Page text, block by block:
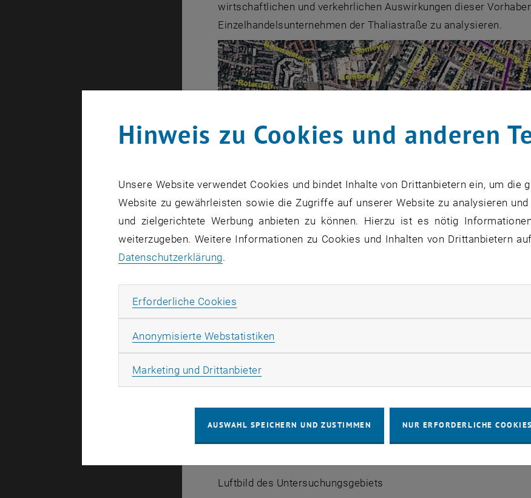
wirtschaftlichen und verkehrlichen Auswirkungen dieser
Einzelhandelsunternehmen der Thaliastraße zu analysieren.
Luftbild des Untersuchungsgebiets
Hinweis zu Cookies und anderen
Unsere Website verwendet Cookies und bindet Inhalte von Drittanbietern ein, um die
Website zu gewährleisten sowie die Zugriffe auf unserer Website zu analysieren
und zielgerichtete Werbung anbieten zu können. Hierzu ist es nötig
weiterzugeben. Weitere Informationen zu Cookies und Inhalten von Drittanbietern
Datenschutzerklärung.
Erforderliche Cookies
Anonymisierte Webstatistiken
Marketing und DrittanbieterMarketing Cookies zulassen
AUSWAHL SPEICHERN UND ZUSTIMMEN NUR ERFORDERLICHE COOKIES